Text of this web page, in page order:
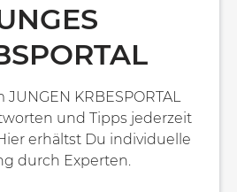
KRBESPORTAL
und Tipps jederzeit
erhältst Du individuelle
durch Experten.